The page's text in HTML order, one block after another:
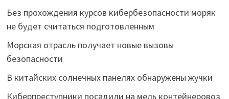
Без прохождения курсов кибербезопасности моряк
не будет считаться подготовленным
Морская отрасль получает новые вызовы
безопасности
В китайских солнечных панелях обнаружены жучки
Киберпреступники посадили на мель контейнеровоз